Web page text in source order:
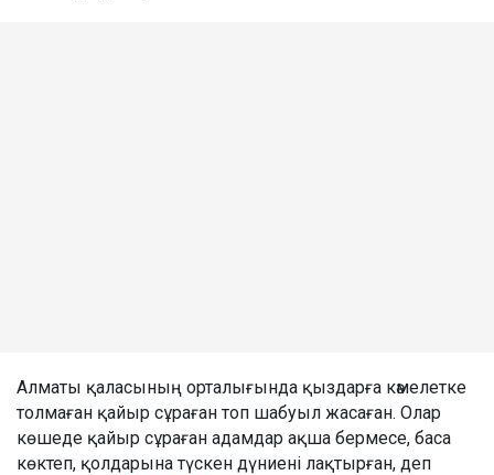
Алматы қаласының орталығында қыздарға кәмелетке
толмаған қайыр сұраған топ шабуыл жасаған. Олар
көшеде қайыр сұраған адамдар ақша бермесе, баса
көктеп, қолдарына түскен дүниені лақтырған, деп